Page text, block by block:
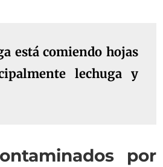
está comiendo hojas
lechuga y
por